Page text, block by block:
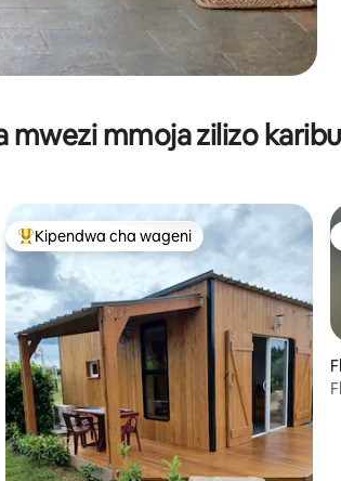
mwezi mmoja zilizo karibu
wastani wa 4.98 kati ya 5, tathmini 64
Kipendwa maarufu cha wageni
Kipendwa cha wageni